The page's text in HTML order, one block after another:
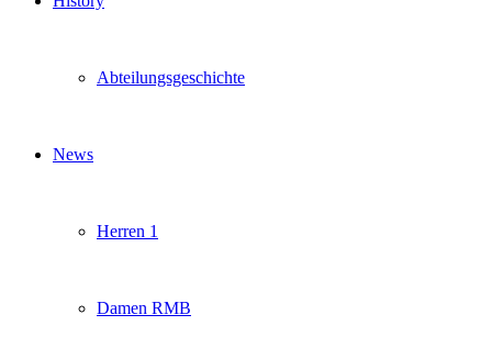
Abteilungsgeschichte
News
Herren 1
Damen RMB